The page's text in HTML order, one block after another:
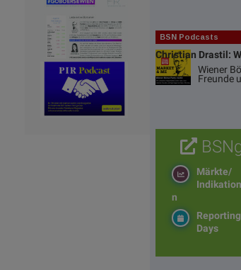
BSN Podcasts
Christian Drastil:
Wiener
Freunde
Märkte/
n
Reporting
Days